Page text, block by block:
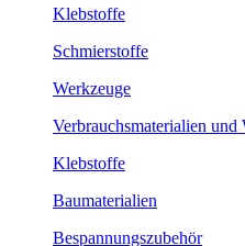
Klebstoffe
Schmierstoffe
Werkzeuge
Verbrauchsmaterialien
Klebstoffe
Baumaterialien
Bespannungszubehör